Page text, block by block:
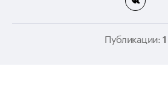
Публикации: 1